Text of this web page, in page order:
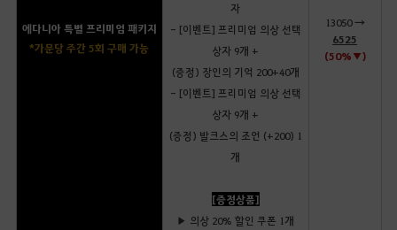
에다니아 특별 프리미엄 패키지
*가문당 주간 5회 구매 가능
자
- [이벤트] 프리미엄 의상 선택
상자 9개 +
(증정) 장인의 기억 200+40개
- [이벤트] 프리미엄 의상 선택
상자 9개 +
(증정) 발크스의 조언 (+200) 1
개
[증정상품]
▶ 의상 20% 할인 쿠폰 1개
13050 →
6525
(50%▼)